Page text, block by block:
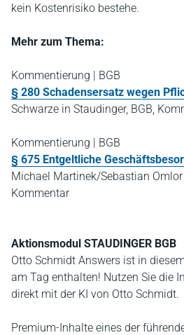
kein Kostenrisiko bestehe.
Mehr zum Thema:
Kommentierung | BGB
§ 280 Schadensersatz wegen
Schwarze in Staudinger, BGB,
Kommentierung | BGB
§ 675 Entgeltliche
Michael Martinek/Sebastian Omlor
Kommentar
Aktionsmodul STAUDINGER BGB
Otto Schmidt Answers ist in
am Tag enthalten! Nutzen Sie die
direkt mit der KI von Otto Schmidt.
Premium-Inhalte eines der